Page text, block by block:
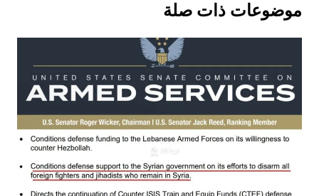
موضوعات ذات صلة